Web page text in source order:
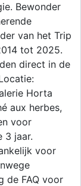
Bewonder
van het Trip
tot 2025.
direct in de
Horta
aux herbes,
voor
3 jaar.
voor
de FAQ voor